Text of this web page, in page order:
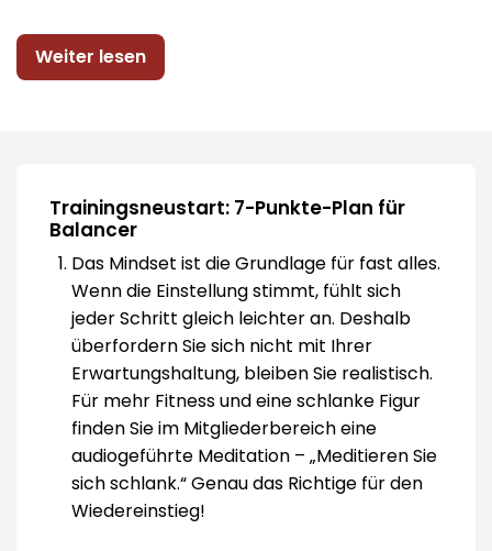
Weiter lesen
Trainingsneustart: 7-Punkte-Plan für
Balancer
Das Mindset ist die Grundlage für fast alles.
Wenn die Einstellung stimmt, fühlt sich
jeder Schritt gleich leichter an. Deshalb
überfordern Sie sich nicht mit Ihrer
Erwartungshaltung, bleiben Sie realistisch.
Für mehr Fitness und eine schlanke Figur
finden Sie im Mitgliederbereich eine
audiogeführte Meditation – „Meditieren Sie
sich schlank.“ Genau das Richtige für den
Wiedereinstieg!